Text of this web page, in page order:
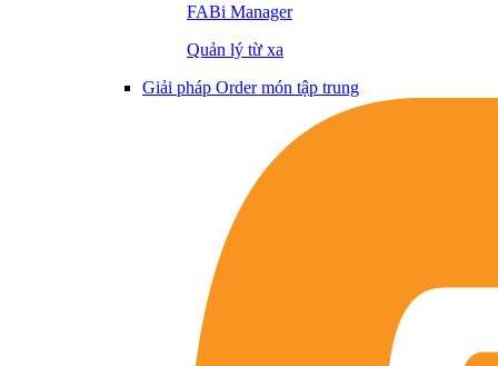
FABi Manager
Quản lý từ xa
Giải pháp Order món tập trung